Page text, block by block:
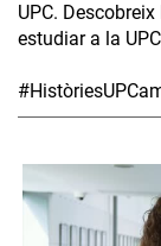
UPC.
estudiar a la